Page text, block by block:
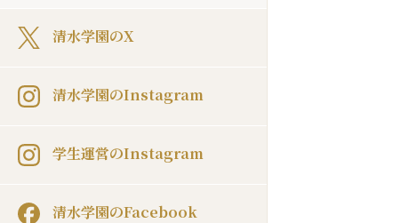
清水学園のX
清水学園のInstagram
学生運営のInstagram
清水学園のFacebook